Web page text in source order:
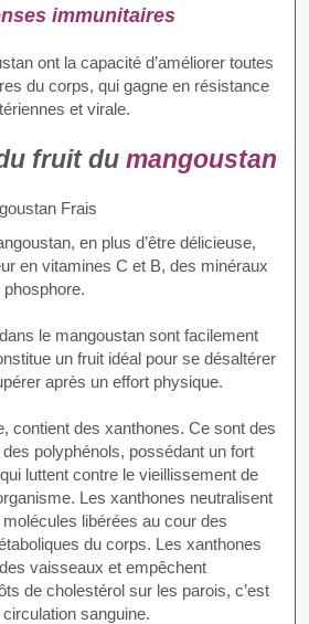
immunitaires
ont la capacité d’améliorer toutes
du corps, qui gagne en résistance
et virale.
fruit du mangoustan
en plus d’être délicieuse,
en vitamines C et B, des minéraux
le mangoustan sont facilement
un fruit idéal pour se désaltérer
après un effort physique.
contient des xanthones. Ce sont des
polyphénols, possédant un fort
luttent contre le vieillissement de
Les xanthones neutralisent
libérées au cour des
du corps. Les xanthones
vaisseaux et empêchent
de cholestérol sur les parois, c’est
circulation sanguine.